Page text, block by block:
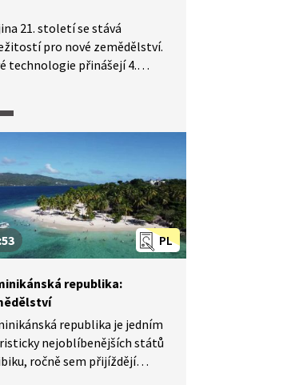
21. století se stává
pro nové zemědělství.
technologie přinášejí 4.
Chytrá krajina testují
se najít vyvážený kolotoč
přírody a zemědělských
Precizní zemědělství
pečlivé hospodaření a v
klimatické změny hlavně
nakládání s vodou.
PL
republika:
republika je jedním
nejoblíbenějších států
ročně sem přijíždějí